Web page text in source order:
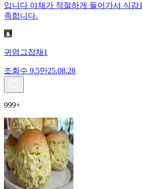
입니다 야채가 적절하게 들어가서 식
족합니다.
귀염그잡채1
조회수 9.5만25.08.28
999+